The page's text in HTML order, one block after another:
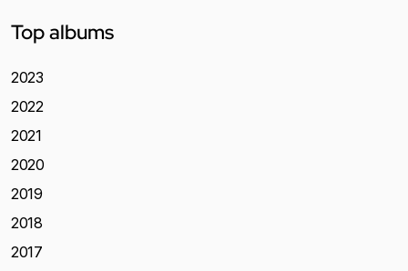
Top albums
2023
2022
2021
2020
2019
2018
2017